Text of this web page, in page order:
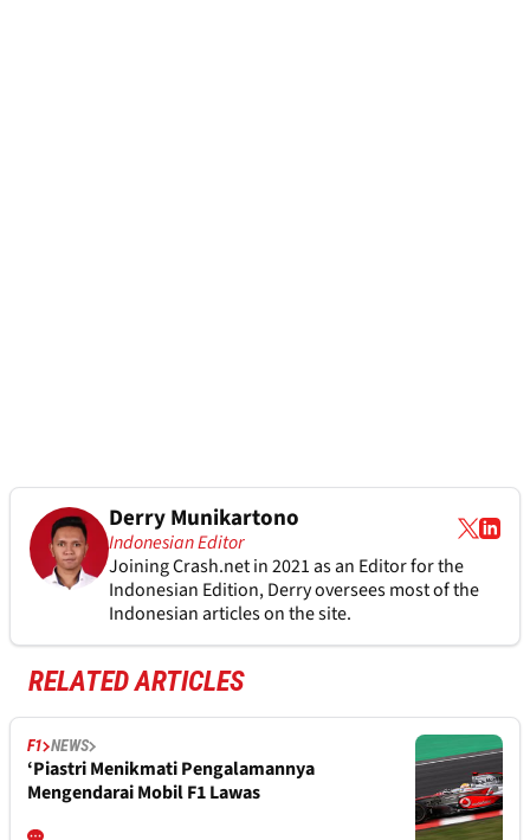
Derry Munikartono
Indonesian Editor
Joining Crash.net in 2021 as an Editor for the
Indonesian Edition, Derry oversees most of the
Indonesian articles on the site.
RELATED ARTICLES
F1 NEWS
‘Piastri Menikmati Pengalamannya
Mengendarai Mobil F1 Lawas